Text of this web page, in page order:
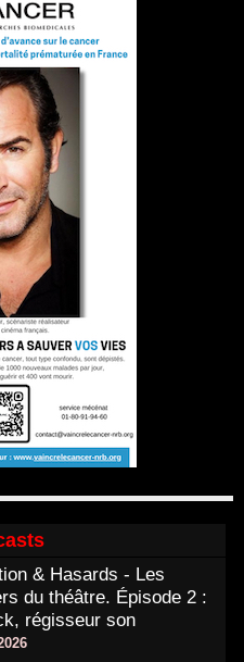
& Hasards - Les
du théâtre. Épisode 2 :
régisseur son